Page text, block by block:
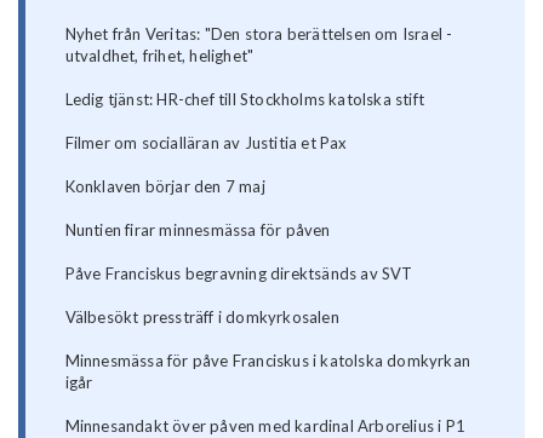
Nyhet från Veritas: "Den stora berättelsen om Israel -
utvaldhet, frihet, helighet"
Ledig tjänst: HR-chef till Stockholms katolska stift
Filmer om socialläran av Justitia et Pax
Konklaven börjar den 7 maj
Nuntien firar minnesmässa för påven
Påve Franciskus begravning direktsänds av SVT
Välbesökt pressträff i domkyrkosalen
Minnesmässa för påve Franciskus i katolska domkyrkan
igår
Minnesandakt över påven med kardinal Arborelius i P1